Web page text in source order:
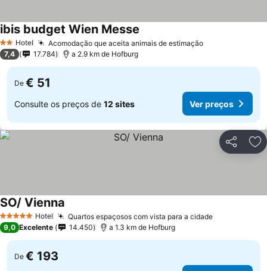
2 Estrelas
Hotel Acomodação que aceita animais de estimação
ibis budget Wien Messe
7,4 17.784 a 2.9 km de Hofburg
De € 51
Consulte os preços de 12 sites Ver preços
Partilhar
5 Estrelas Hotel Quartos espaçosos com vista para a cidade
SO/ Vienna
9,0 Excelente 14.450 a 1.3 km de Hofburg
De € 193